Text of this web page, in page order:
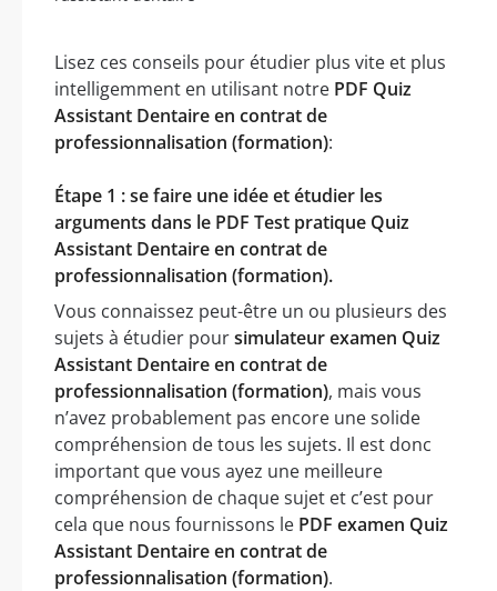
Lisez ces conseils pour étudier plus vite et plus
intelligemment en utilisant notre PDF Quiz
Assistant Dentaire en contrat de
professionnalisation (formation):
Étape 1 : se faire une idée et étudier les
arguments dans le PDF Test pratique Quiz
Assistant Dentaire en contrat de
professionnalisation (formation).
Vous connaissez peut-être un ou plusieurs des
sujets à étudier poursimulateur examen Quiz
Assistant Dentaire en contrat de
professionnalisation (formation), mais vous
n’avez probablement pas encore une solide
compréhension de tous les sujets. Il est donc
important que vous ayez une meilleure
compréhension de chaque sujet et c’est pour
cela que nous fournissons le PDF examen Quiz
Assistant Dentaire en contrat de
professionnalisation (formation).